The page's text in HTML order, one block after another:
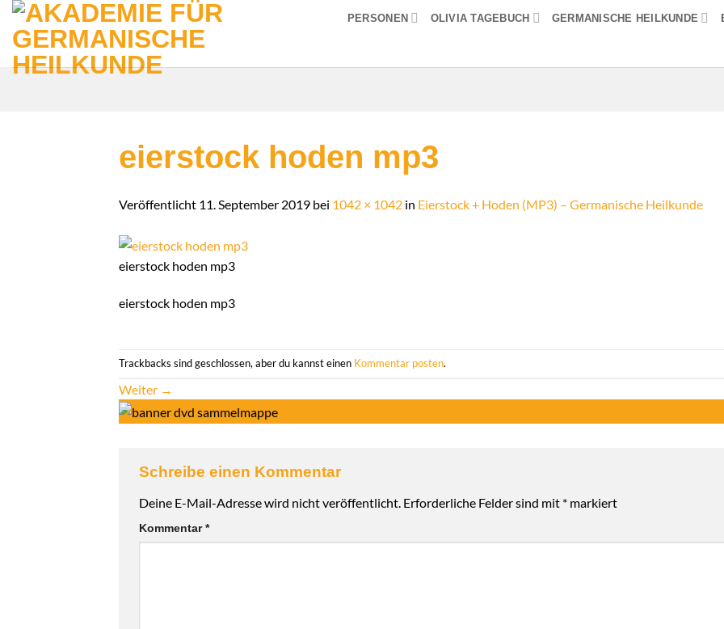
Zum
Inhalt
springen
PERSONEN OLIVIA TAGEBUCH GERMANISCHE HEILKUNDE
eierstock hoden mp3
Veröffentlicht 11. September 2019 bei 1042 × 1042 in Eierstock + Hoden (MP3) – Germanische Heilkunde
eierstock hoden mp3
eierstock hoden mp3
Trackbacks sind geschlossen, aber du kannst einen Kommentar posten.
Weiter →
Schreibe einen Kommentar
Deine E-Mail-Adresse wird nicht veröffentlicht. Erforderliche Felder sind mit * markiert
Kommentar*
Alternative: